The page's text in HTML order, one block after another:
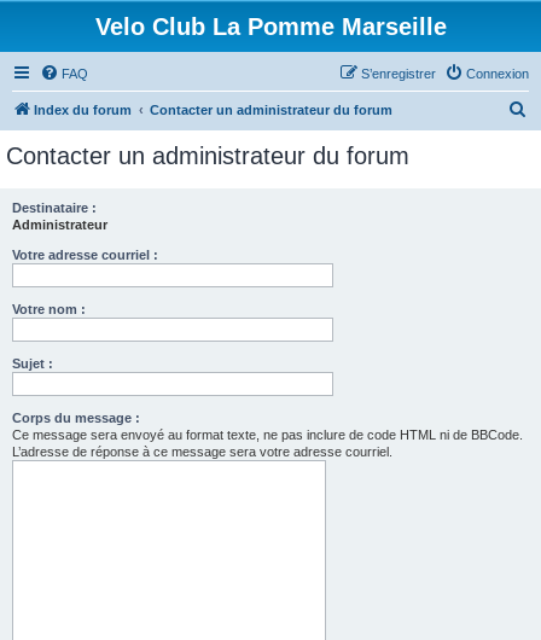
Velo Club La Pomme Marseille
FAQ Connexion
S’enregistrer
Index du forum Contacter un administrateur du forum
Contacter un administrateur du forum
Destinataire :
Administrateur
Votre adresse courriel :
Votre nom :
Sujet :
Corps du message :
Ce message sera envoyé au format texte, ne pas inclure de code HTML ni de BBCode.
L’adresse de réponse à ce message sera votre adresse courriel.